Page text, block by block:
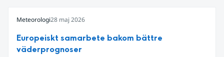
som möter dessa behov. Drygt halvvägs in i
projektet har projektets intressenter samlats för
en andra workshop som gav värdefulla insikter.
Meteorologi28 maj 2026
Europeiskt samarbete bakom bättre
väderprognoser